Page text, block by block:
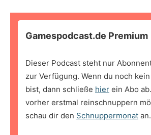
Gamespodcast.de Premium
Dieser Podcast steht nur
zur Verfügung. Wenn du noch
bist, dann schließe hier ein Abo
vorher erstmal reinschnuppern
schau dir den Schnuppermonat an.